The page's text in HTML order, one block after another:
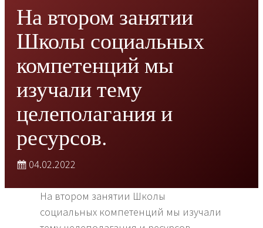
На втором занятии
Школы социальных
компетенций мы
изучали тему
целеполагания и
ресурсов.
04.02.2022
На втором занятии Школы
социальных компетенций мы изучали